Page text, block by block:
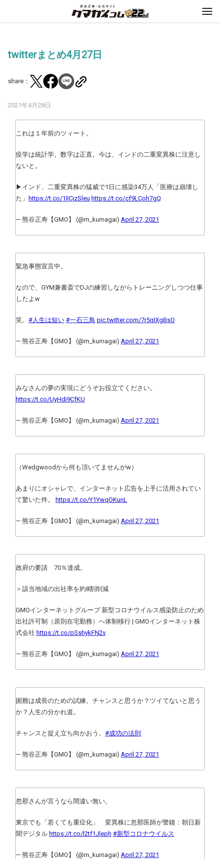
twitterまとめ4月27日
share：
2021年4月28日
これは１年前のツィート。
疫学は統計学。数字は正直。今は、インドの二重変異株に注意し
ないと。
▶インド、二重変異株の猛威で1日に感染34万人「医療は崩壊し
た」 https://t.co/1IICjzSleu https://t.co/cf9LCoh7gQ
— 熊谷正寿【GMO】 (@m_kumagai) April 27, 2021
緊急事態宣言中。
なので、GYM兼書斎でDJの練習しながらトレーニングしつつ仕事
したよw
笑。 #人生は短い #一石三鳥 pic.twitter.com/7r5qIXgBsO
— 熊谷正寿【GMO】 (@m_kumagai) April 27, 2021
みなさんの夢の実現にどうぞお役立てください。
https://t.co/UyHdi9CfKU
— 熊谷正寿【GMO】 (@m_kumagai) April 27, 2021
（Wedgwoodから何も頂いてませんがw）
あまりにオシャレで、インターネット広告を上手に活用されてい
て驚いた件。
https://t.co/Y1YwqOKunL
— 熊谷正寿【GMO】 (@m_kumagai) April 27, 2021
政府の要請 70％達成。
＞該当地域の出社率を約8割削減
GMOインターネットグループ 新型コロナウイルス感染防止のため
出社許可制（原則在宅勤務）へ体制移行 | GMOインターネット株
式会社 https://t.co/pSshykFN2v
— 熊谷正寿【GMO】 (@m_kumagai) April 27, 2021
困難は成長のための試練。チャンスと思うか？ツイてないと思う
か？人生の分かれ道。
チャンスと捉え立ち向かおう。 #成功の法則
— 熊谷正寿【GMO】 (@m_kumagai) April 27, 2021
忽那さんが言うなら間違い無い。
東京でも「若くても重症化」 変異株に忽那医師が警鐘：朝日新
聞デジタル https://t.co/l2tf1Jleph #新型コロナウイルス
— 熊谷正寿【GMO】 (@m_kumagai) April 27, 2021